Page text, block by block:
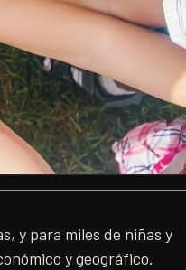
y para miles de niñas y
y geográfico.